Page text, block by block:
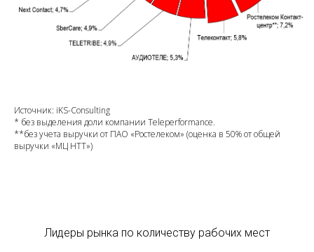
Источник: iKS-Consulting
* без выделения доли компании Teleperformance.
**без учета выручки от ПАО «Ростелеком» (оценка в 50% от общей
выручки «МЦ НТТ»)
Лидеры рынка по количеству рабочих мест